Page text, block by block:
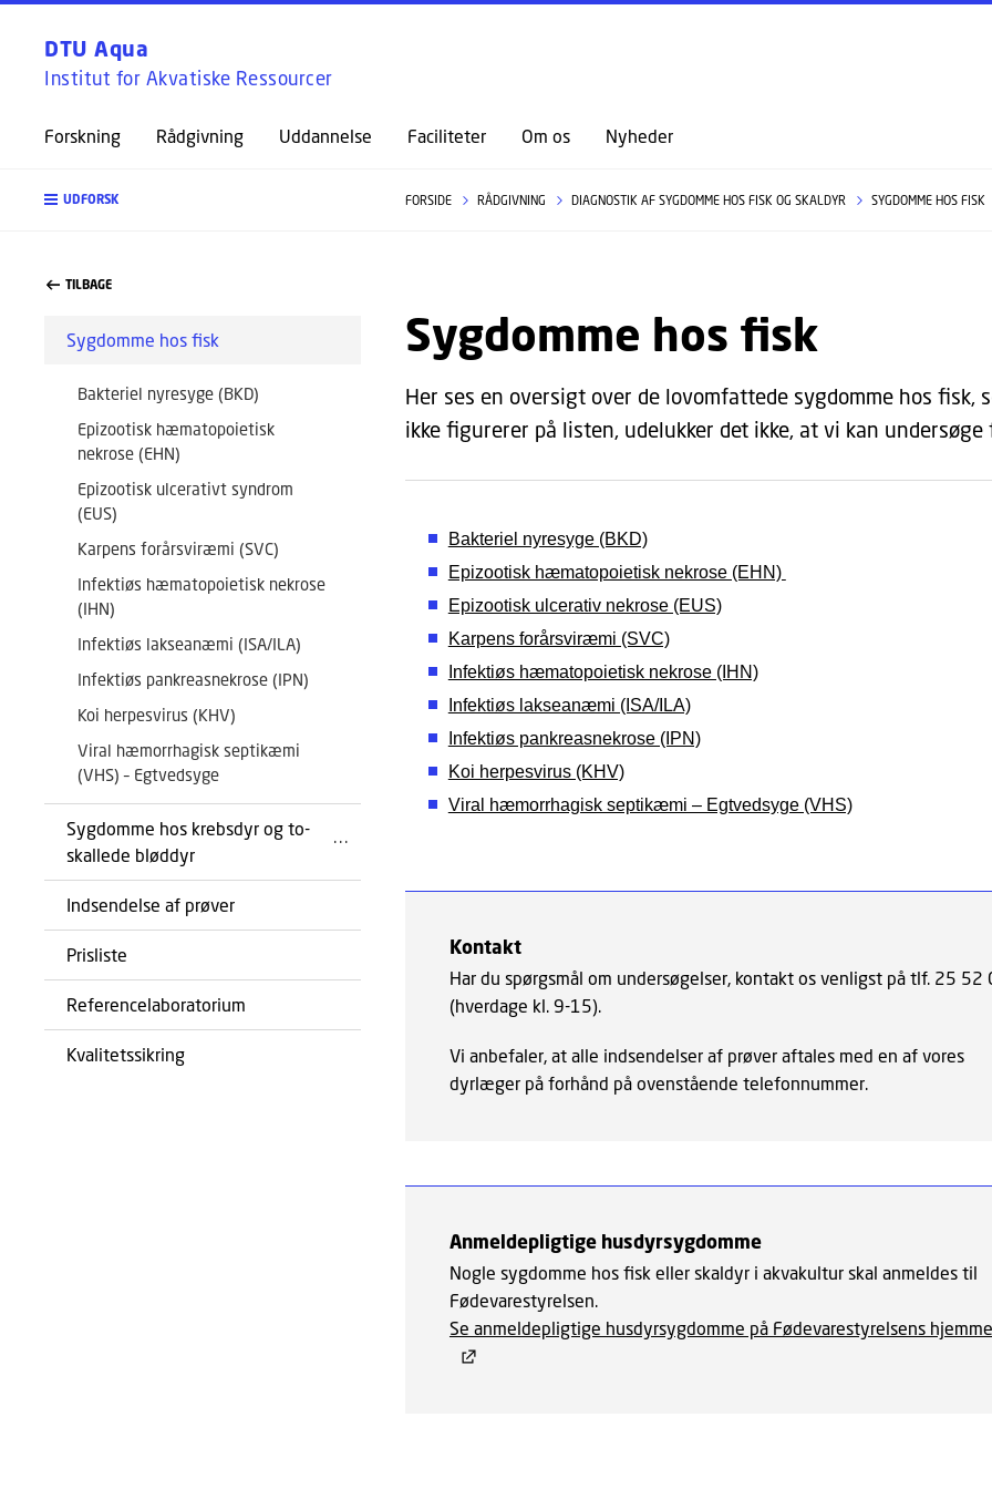
GÅ TIL PRIMÆRT INDHOLD (TRYK ENTER).
DTU Aqua
Institut for Akvatiske Ressourcer
Forskning Rådgivning Uddannelse Faciliteter Om os Nyheder
UDFORSK FORSIDE RÅDGIVNING DIAGNOSTIK AF SYGDOMME HOS FISK OG SKALDYR SYGDOMME HOS FISK
TILBAGE
Sygdomme hos fisk
Bakteriel nyresyge (BKD)
Epizootisk hæmatopoietisk
nekrose (EHN)
Epizootisk ulcerativt syndrom
(EUS)
Karpens forårsviræmi (SVC)
Infektiøs hæmatopoietisk nekrose
(IHN)
Infektiøs lakseanæmi (ISA/ILA)
Infektiøs pankreasnekrose (IPN)
Koi herpesvirus (KHV)
Viral hæmorrhagisk septikæmi
(VHS) – Egtvedsyge
Sygdomme hos krebsdyr og to-
skallede bløddyr
Indsendelse af prøver
Prisliste
Referencelaboratorium
Kvalitetssikring
Sygdomme hos fisk
Her ses en oversigt over de lovomfattede sygdomme hos fisk,
ikke figurerer på listen, udelukker det ikke, at vi kan
Bakteriel nyresyge (BKD)
Epizootisk hæmatopoietisk nekrose (EHN)
Epizootisk ulcerativ nekrose (EUS)
Karpens forårsviræmi (SVC)
Infektiøs hæmatopoietisk nekrose (IHN)
Infektiøs lakseanæmi (ISA/ILA)
Infektiøs pankreasnekrose (IPN)
Koi herpesvirus (KHV)
Viral hæmorrhagisk septikæmi – Egtvedsyge (VHS)
Kontakt
Har du spørgsmål om undersøgelser, kontakt os venligst på tlf. 25 52
(hverdage kl. 9-15).
Vi anbefaler, at alle indsendelser af prøver aftales med en af vores
dyrlæger på forhånd på ovenstående telefonnummer.
Anmeldepligtige husdyrsygdomme
Nogle sygdomme hos fisk eller skaldyr i akvakultur skal anmeldes til
Fødevarestyrelsen.
Se anmeldepligtige husdyrsygdomme på Fødevarestyrelsens